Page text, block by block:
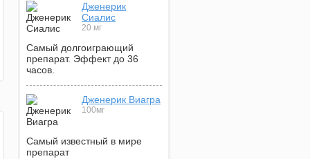
Дженерик
Сиалис
20 мг
Самый долгоиграющий
препарат. Эффект до 36
часов.
Дженерик Виагра
100мг
Самый известный в мире
препарат